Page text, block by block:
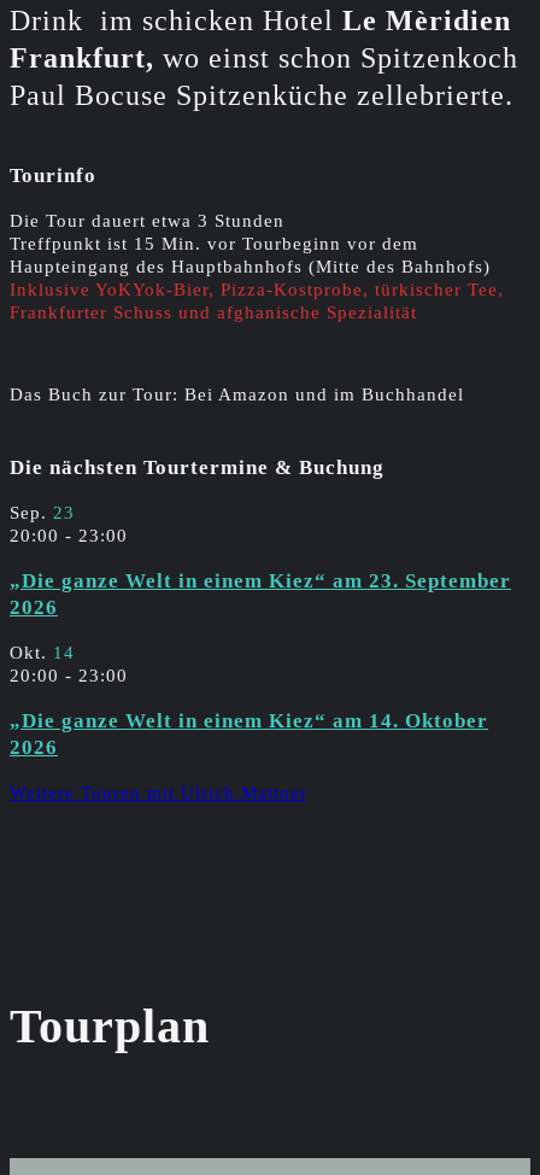
Drink im schicken Hotel Le Mèridien
Frankfurt, wo einst schon Spitzenkoch
Paul Bocuse Spitzenküche zellebrierte.
Tourinfo
Die Tour dauert etwa 3 Stunden
Treffpunkt ist 15 Min. vor Tourbeginn vor dem
Haupteingang des Hauptbahnhofs (Mitte des Bahnhofs)
Inklusive YoKYok-Bier, Pizza-Kostprobe, türkischer Tee,
Frankfurter Schuss und afghanische Spezialität
Das Buch zur Tour: Bei Amazon und im Buchhandel
Die nächsten Tourtermine & Buchung
Sep. 23
20:00 - 23:00
„Die ganze Welt in einem Kiez“ am 23. September
2026
Okt. 14
20:00 - 23:00
„Die ganze Welt in einem Kiez“ am 14. Oktober
2026
Weitere Touren mit Ulrich Mattner
Tourplan